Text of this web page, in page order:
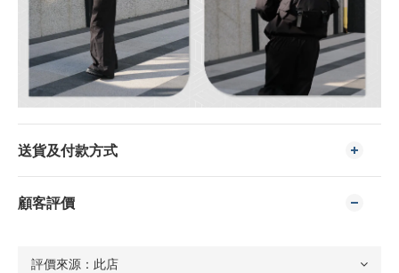
送貨及付款方式
顧客評價